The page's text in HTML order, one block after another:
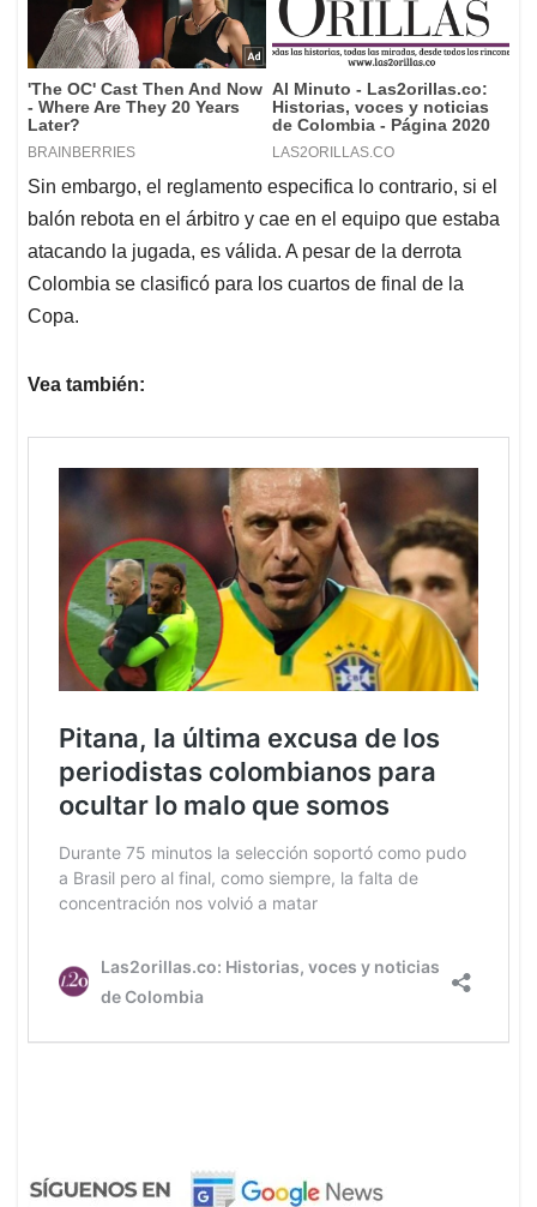
Sin embargo, el reglamento especifica lo contrario, si el
balón rebota en el árbitro y cae en el equipo que estaba
atacando la jugada, es válida. A pesar de la derrota
Colombia se clasificó para los cuartos de final de la
Copa.
Vea también: